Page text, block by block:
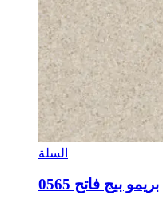
السلة
بريمو بيج فاتح 0565